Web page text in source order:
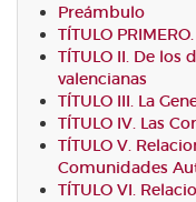
Preámbulo
TÍTULO
TÍTULO II. De los
valencianas
TÍTULO III. La
TÍTULO IV. Las
TÍTULO V.
Comunidades
TÍTULO VI.